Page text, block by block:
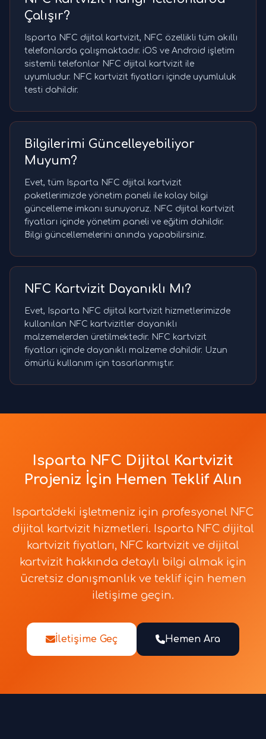
Çalışır?
Isparta NFC dijital kartvizit, NFC özellikli tüm akıllı
telefonlarda çalışmaktadır. iOS ve Android işletim
sistemli telefonlar NFC dijital kartvizit ile
uyumludur. NFC kartvizit fiyatları içinde uyumluluk
testi dahildir.
Bilgilerimi Güncelleyebiliyor
Muyum?
Evet, tüm Isparta NFC dijital kartvizit
paketlerimizde yönetim paneli ile kolay bilgi
güncelleme imkanı sunuyoruz. NFC dijital kartvizit
fiyatları içinde yönetim paneli ve eğitim dahildir.
Bilgi güncellemelerini anında yapabilirsiniz.
NFC Kartvizit Dayanıklı Mı?
Evet, Isparta NFC dijital kartvizit hizmetlerimizde
kullanılan NFC kartvizitler dayanıklı
malzemelerden üretilmektedir. NFC kartvizit
fiyatları içinde dayanıklı malzeme dahildir. Uzun
ömürlü kullanım için tasarlanmıştır.
Isparta NFC Dijital Kartvizit
Projeniz İçin Hemen Teklif Alın
Isparta'deki işletmeniz için profesyonel NFC
dijital kartvizit hizmetleri. Isparta NFC dijital
kartvizit fiyatları, NFC kartvizit ve dijital
kartvizit hakkında detaylı bilgi almak için
ücretsiz danışmanlık ve teklif için hemen
iletişime geçin.
İletişime Geç Hemen Ara